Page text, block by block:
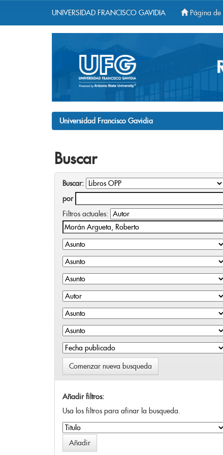
UNIVERSIDAD FRANCISCO GAVIDIA Página de
Universidad Francisco Gavidia
Buscar
Buscar:
por
Filtros actuales:
Comenzar nueva busqueda
Añadir filtros:
Usa los filtros para afinar la busqueda.